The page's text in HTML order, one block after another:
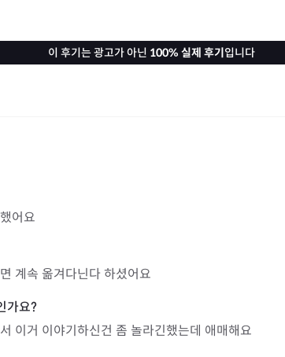
이 후기는 광고가 아닌 100% 실제 후기입니다
어요
계속 옮겨다닌다 하셨어요
이거 이야기하신건 좀 놀라긴했는데 애매해요